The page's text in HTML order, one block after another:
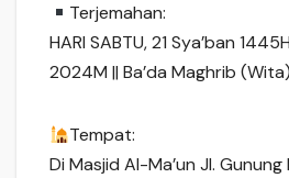
Terjemahan:
HARI SABTU, 21 Sya’ban
2024M || Ba’da Maghrib
Tempat:
Di Masjid Al-Ma’un Jl.